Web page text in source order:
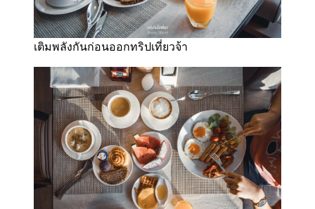
เติมพลังกันก่อนออกทริปเที่ยวจ้า